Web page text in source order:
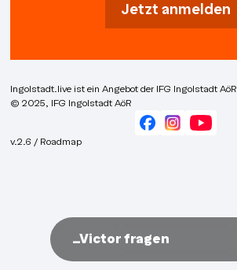
Jetzt anmelden
Ingolstadt.live ist ein Angebot der IFG Ingolstadt AöR
© 2025, IFG Ingolstadt AöR
v.2.6 / Roadmap